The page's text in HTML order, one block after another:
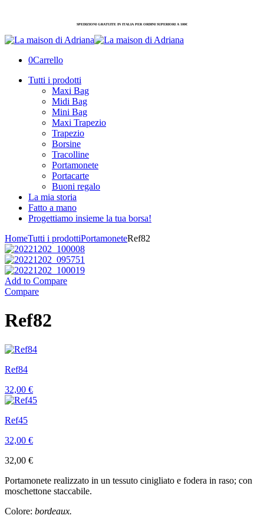
SPEDIZIONI GRATUITE IN ITALIA PER ORDINI SUPERIORI A 100€
0Carrello
Tutti i prodotti
Maxi Bag
Midi Bag
Mini Bag
Maxi Trapezio
Trapezio
Borsine
Tracolline
Portamonete
Portacarte
Buoni regalo
La mia storia
Fatto a mano
Progettiamo insieme la tua borsa!
HomeTutti i prodottiPortamoneteRef82
Add to Compare
Compare
Ref82
Ref84
32,00 €
Ref45
32,00 €
32,00 €
Portamonete realizzato in un tessuto cinigliato e fodera in raso; con
moschettone staccabile.
Colore: bordeaux.